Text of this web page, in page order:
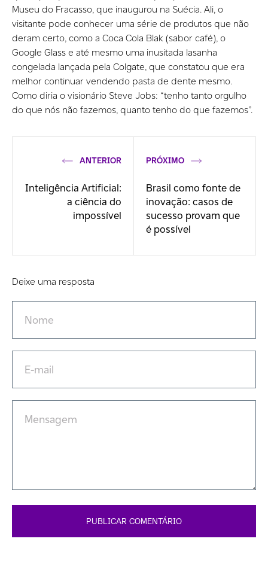
Museu do Fracasso, que inaugurou na Suécia. Ali, o
visitante pode conhecer uma série de produtos que não
deram certo, como a Coca Cola Blak (sabor café), o
Google Glass e até mesmo uma inusitada lasanha
congelada lançada pela Colgate, que constatou que era
melhor continuar vendendo pasta de dente mesmo.
Como diria o visionário Steve Jobs: “tenho tanto orgulho
do que nós não fazemos, quanto tenho do que fazemos”.
ANTERIOR
Inteligência Artificial:
a ciência do
impossível
PRÓXIMO
Brasil como fonte de
inovação: casos de
sucesso provam que
é possível
Deixe uma resposta